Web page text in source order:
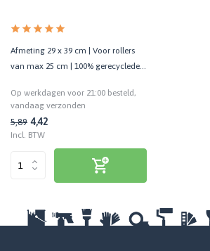
Afmeting 29 x 39 cm | Voor rollers
van max 25 cm | 100% gerecyclede
Op werkdagen voor 21:00 besteld,
vandaag verzonden
5,89 4,42
Incl. BTW